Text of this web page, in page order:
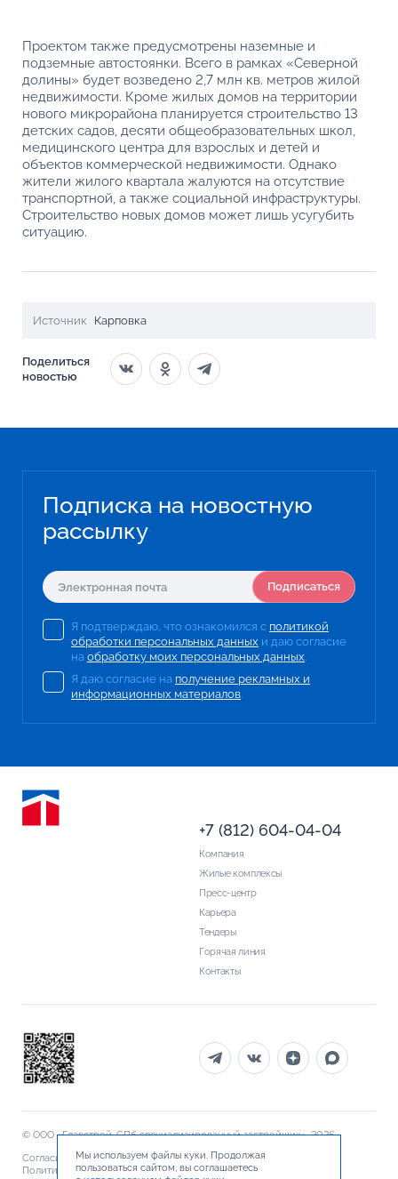
Проектом также предусмотрены наземные и
подземные автостоянки. Всего в рамках «Северной
долины» будет возведено 2,7 млн кв. метров жилой
недвижимости. Кроме жилых домов на территории
нового микрорайона планируется строительство 13
детских садов, десяти общеобразовательных школ,
медицинского центра для взрослых и детей и
объектов коммерческой недвижимости. Однако
жители жилого квартала жалуются на отсутствие
транспортной, а также социальной инфраструктуры.
Строительство новых домов может лишь усугубить
ситуацию.
Источник Карповка
Поделиться
новостью
Подписка на новостную
рассылку
Подписаться
Я подтверждаю, что ознакомился с политикой
обработки персональных данных и даю согласие
на обработку моих персональных данных.
Я даю согласие на получение рекламных и
информационных материалов.
Компания
Жилые комплексы
Пресс-центр
Карьера
Тендеры
Горячая линия
Контакты
+7 (812) 604-04-04
© ООО «Главстрой-СПб специализированный застройщик», 2026
Согласие на обработку персональных данных
Политика обработки персональных данных
Документы
Мы используем файлы куки. Продолжая
пользоваться сайтом, вы соглашаетесь